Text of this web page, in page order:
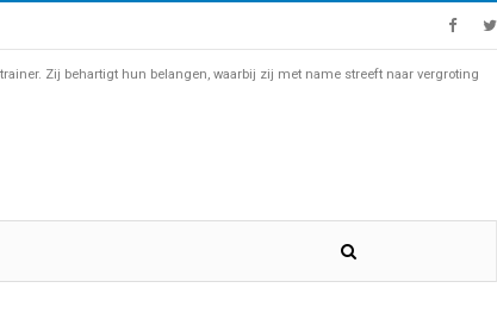
Zij behartigt hun belangen, waarbij zij met name streeft naar vergroting